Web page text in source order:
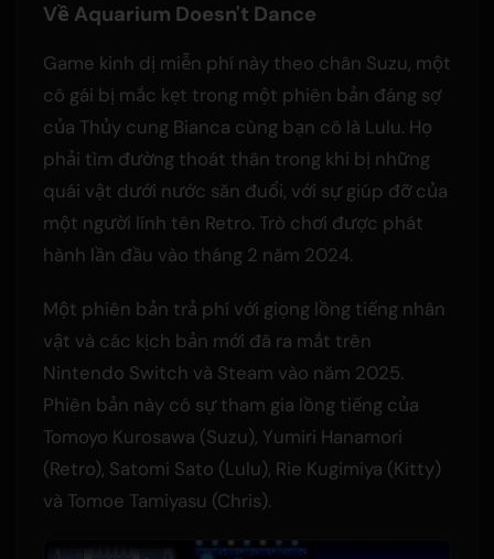
Về Aquarium Doesn't Dance
Game kinh dị miễn phí này theo chân Suzu, một
cô gái bị mắc kẹt trong một phiên bản đáng sợ
của Thủy cung Bianca cùng bạn cô là Lulu. Họ
phải tìm đường thoát thân trong khi bị những
quái vật dưới nước săn đuổi, với sự giúp đỡ của
một người lính tên Retro. Trò chơi được phát
hành lần đầu vào tháng 2 năm 2024.
Một phiên bản trả phí với giọng lồng tiếng nhân
vật và các kịch bản mới đã ra mắt trên
Nintendo Switch và Steam vào năm 2025.
Phiên bản này có sự tham gia lồng tiếng của
Tomoyo Kurosawa (Suzu), Yumiri Hanamori
(Retro), Satomi Sato (Lulu), Rie Kugimiya (Kitty)
và Tomoe Tamiyasu (Chris).